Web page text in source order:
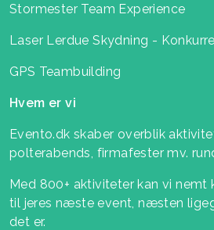
Stormester Team Experience
Laser Lerdue Skydning -
GPS Teambuilding
Hvem er vi
Evento.dk skaber overblik
polterabends, firmafester mv.
Med 800+ aktiviteter kan vi
til jeres næste event, næsten
det er.